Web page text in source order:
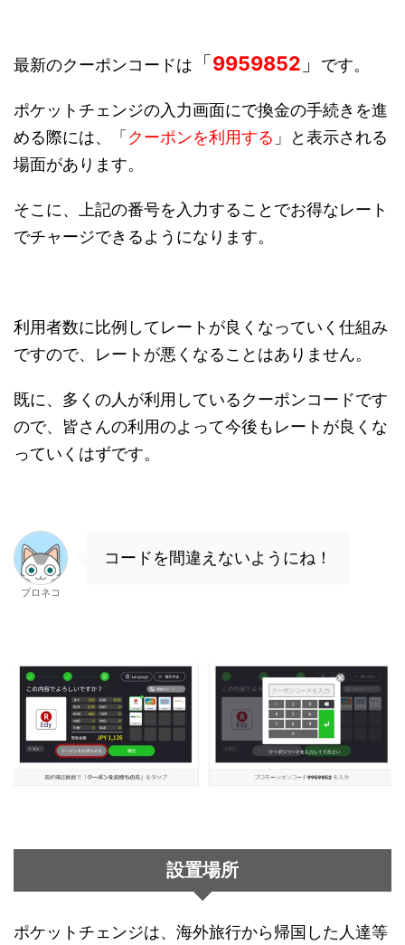
最新のクーポンコードは 「9959852 」 です。
ポケットチェンジの入力画面にで換金の手続きを進
める際には、「クーポンを利用する 」と表示される
場面があります。
そこに、上記の番号を入力することでお得なレート
でチャージできるようになります。
利用者数に比例してレートが良くなっていく仕組み
ですので、レートが悪くなることはありません。
既に、多くの人が利用しているクーポンコードです
ので、皆さんの利用のよって今後もレートが良くな
っていくはずです。
ブロネコ
コードを間違えないようにね！
設置場所
ポケットチェンジは、海外旅行から帰国した人達等